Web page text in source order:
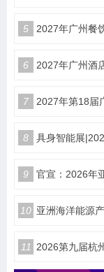
5 2027年广州餐
6 2027年广州酒
7 2027年第18届
8 具身智能展
9 官宣：2026年
10 亚洲海洋能源
11 2026第九届杭